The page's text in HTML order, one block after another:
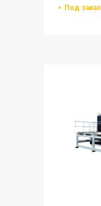
Под заказ